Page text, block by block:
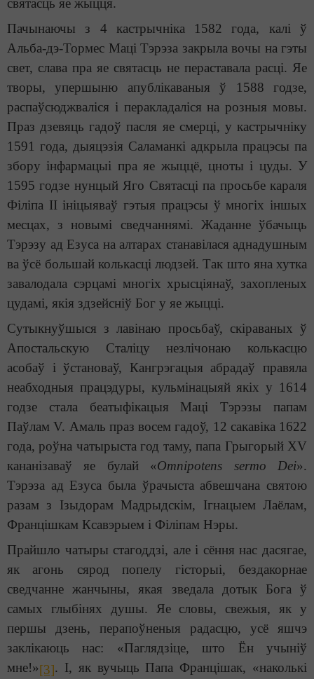
святасць яе жыцця.
Пачынаючы з 4 кастрычніка 1582 года, калі ў
Альба-дэ-Тормес Маці Тэрэза закрыла вочы на гэты
свет, слава пра яе святасць не пераставала расці. Яе
творы, упершыню апублікаваныя ў 1588 годзе,
распаўсюджваліся і перакладаліся на розныя мовы.
Праз дзевяць гадоў пасля яе смерці, у кастрычніку
1591 года, дыяцэзія Саламанкі адкрыла працэсы па
збору інфармацыі пра яе жыццё, цноты і цуды. У
1595 годзе нунцый Яго Святасці па просьбе караля
Філіпа II ініцыяваў гэтыя працэсы ў многіх іншых
месцах, з новымі сведчаннямі. Жаданне ўбачыць
Тэрэзу ад Езуса на алтарах станавілася аднадушным
ва ўсё большай колькасці людзей. Так што яна хутка
завалодала сэрцамі многіх хрысціянаў, захопленых
цудамі, якія здзейсніў Бог у яе жыцці.
Сутыкнуўшыся з лавінаю просьбаў, скіраваных ў
Апостальскую Сталіцу незлічонаю колькасцю
асобаў і ўстановаў, Кангрэгацыя абрадаў правяла
неабходныя працэдуры, кульмінацыяй якіх у 1614
годзе стала беатыфікацыя Маці Тэрэзы папам
Паўлам V. Амаль праз восем гадоў, 12 сакавіка 1622
года, роўна чатырыста год таму, папа Грыгорый XV
кананізаваў яе булай «Omnipotens sermo Dei».
Тэрэза ад Езуса была ўрачыста абвешчана святою
разам з Ізыдорам Мадрыдскім, Ігнацыем Лаёлам,
Францішкам Ксавэрыем і Філіпам Нэры.
Прайшло чатыры стагоддзі, але і сёння нас дасягае,
як агонь сярод попелу гісторыі, бездакорнае
сведчанне жанчыны, якая зведала дотык Бога ў
самых глыбінях душы. Яе словы, свежыя, як у
першы дзень, перапоўненыя радасцю, усё яшчэ
заклікаюць нас: «Паглядзіце, што Ён учыніў
мне!»[3]. І, як вучыць Папа Францішак, «наколькі